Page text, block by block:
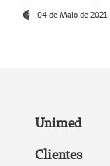
04 de Maio de 2021
Unimed
Clientes